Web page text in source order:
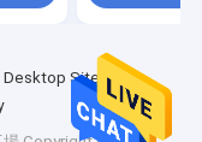
Desktop Site